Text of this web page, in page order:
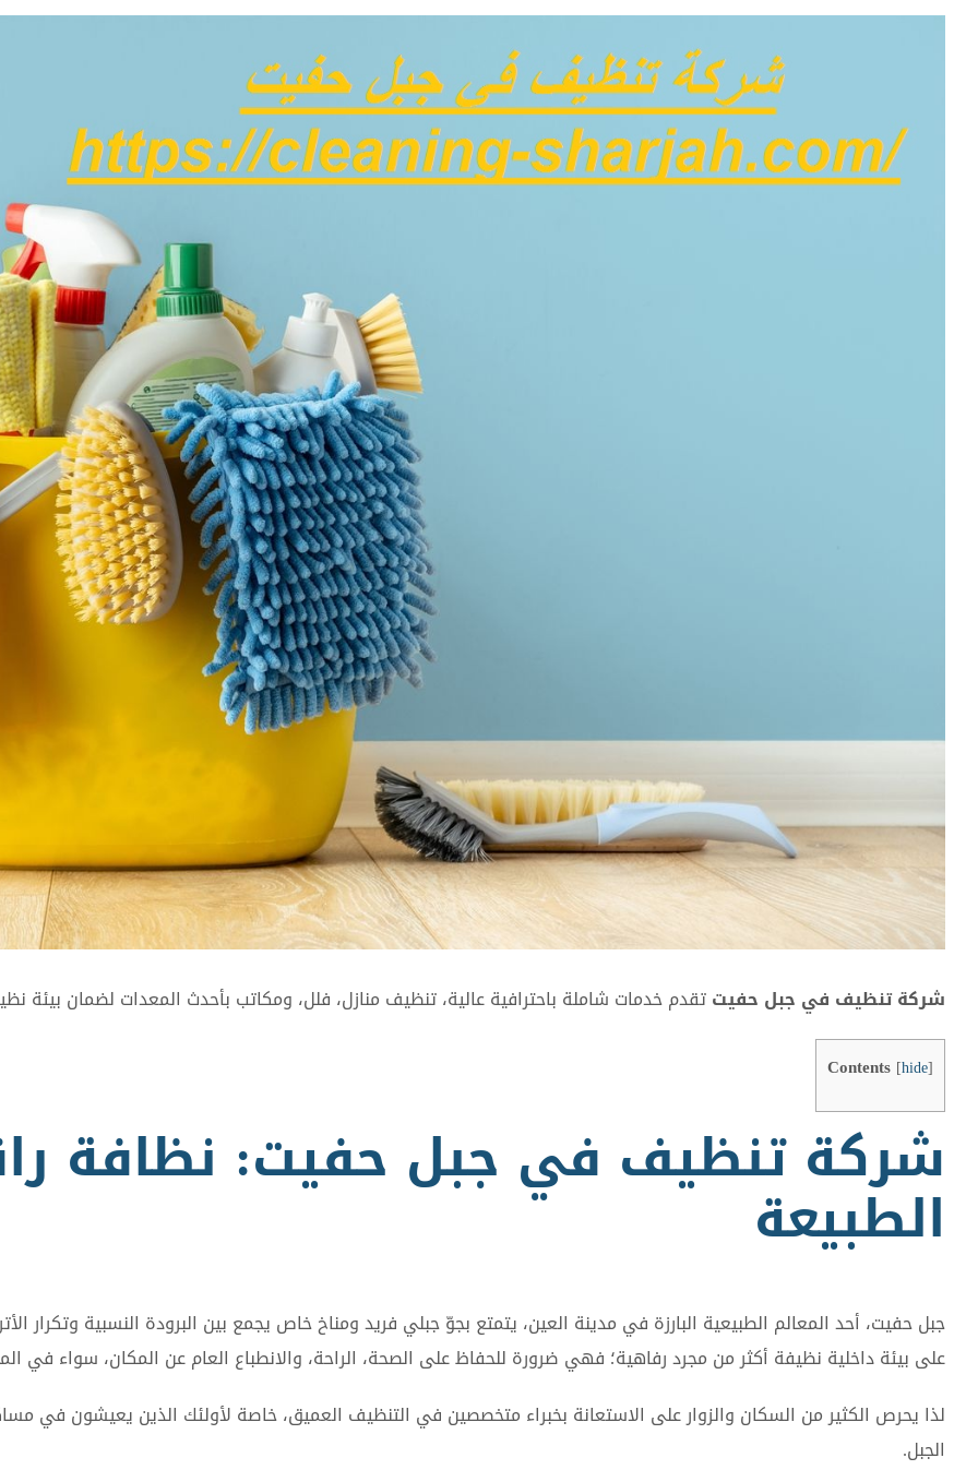
شركة تنظيف في جبل حفيتتقدم خدمات شاملة باحترافية عالية، تنظيف منازل، فلل، ومكاتب بأحدث المعدات لضمان بيئة
Contents [hide]
شركة تنظيف في جبل حفيت: نظافة
الطبيعة
جبل حفيت، أحد المعالم الطبيعية البارزة في مدينة العين، يتمتع بجوّ جبلي فريد ومناخ خاص يجمع بين البرودة النسبية وتكرار
على بيئة داخلية نظيفة أكثر من مجرد رفاهية؛ فهي ضرورة للحفاظ على الصحة، الراحة، والانطباع العام عن المكان، سواء في
لذا يحرص الكثير من السكان والزوار على الاستعانة بخبراء متخصصين في التنظيف العميق، خاصة لأولئك الذين يعيشون في
الجبل.